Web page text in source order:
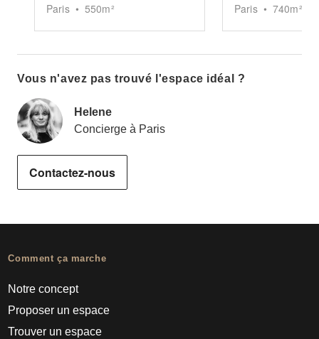
Paris • 550m² Paris • 740m²
Vous n'avez pas trouvé l'espace idéal ?
Helene
Concierge à Paris
Contactez-nous
Comment ça marche
Notre concept
Proposer un espace
Trouver un espace